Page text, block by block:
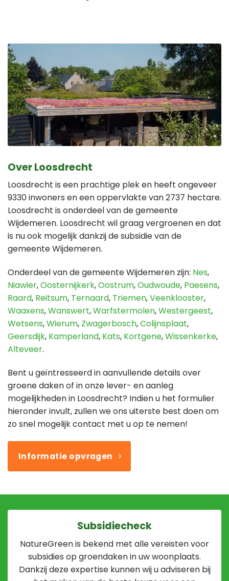
Over Loosdrecht
Loosdrecht is een prachtige plek en heeft ongeveer
9330 inwoners en een oppervlakte van 2737 hectare.
Loosdrecht is onderdeel van de gemeente
Wijdemeren. Loosdrecht wil graag vergroenen en dat
is nu ook mogelijk dankzij de subsidie van de
gemeente Wijdemeren.
Onderdeel van de gemeente Wijdemeren zijn: Nes,
Niawier,Oosternijkerk,Oostrum,Oudwoude, Paesens,
Raard, Reitsum, Ternaard, Triemen,Veenklooster,
Waaxens,Wanswert,Warfstermolen,Westergeest,
Wetsens,Wierum, Zwagerbosch,Colijnsplaat,
Geersdijk, Kamperland, Kats, Kortgene,Wissenkerke,
Alteveer.
Bent u geïntresseerd in aanvullende details over
groene daken of in onze lever- en aanleg
mogelijkheden in Loosdrecht? Indien u het formulier
hieronder invult, zullen we ons uiterste best doen om
zo snel mogelijk contact met u op te nemen!
Informatie opvragen
Subsidiecheck
NatureGreen is bekend met alle vereisten voor
subsidies op groendaken in uw woonplaats.
Dankzij deze expertise kunnen wij u adviseren bij